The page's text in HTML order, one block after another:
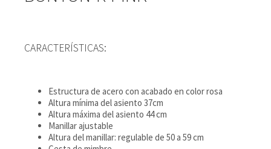
CARACTERÍSTICAS:
Estructura de acero con acabado en color rosa
Altura mínima del asiento 37cm
Altura máxima del asiento 44 cm
Manillar ajustable
Altura del manillar: regulable de 50 a 59 cm